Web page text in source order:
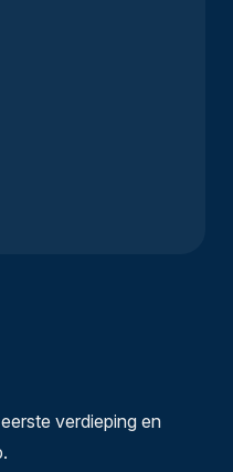
verdieping en